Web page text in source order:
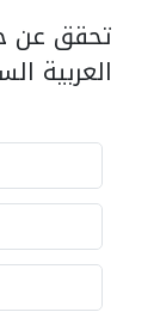
تحقق عن
العربية